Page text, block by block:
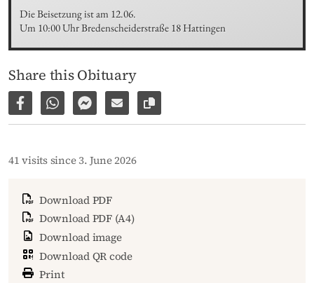
Die Beisetzung ist am 12.06.
Um 10:00 Uhr Bredenscheiderstraße 18 Hattingen
Share this Obituary
Share on Facebook
Share via WhatsApp
Share via Facebook Messenger
Share via E-Mail
Copy link to page
41 visits since 3. June 2026
Download PDF
Download PDF (A4)
Download image
Download QR code
Print